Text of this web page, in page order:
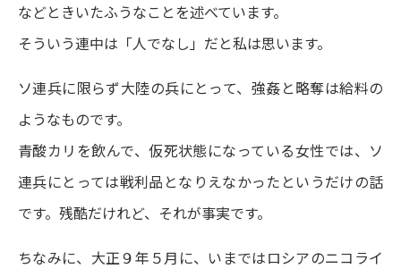
などときいたふうなことを述べています。
そういう連中は「人でなし」だと私は思います。
ソ連兵に限らず大陸の兵にとって、強姦と略奪は給料の
ようなものです。
青酸カリを飲んで、仮死状態になっている女性では、ソ
連兵にとっては戦利品となりえなかったというだけの話
です。残酷だけれど、それが事実です。
ちなみに、大正９年５月に、いまではロシアのニコライ